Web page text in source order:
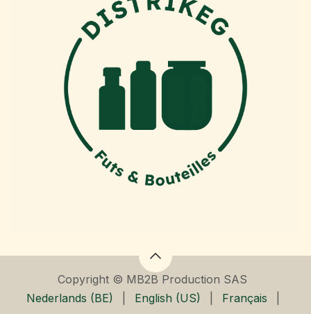
Copyright © MB2B Production SAS
Nederlands (BE)
English (US) Français